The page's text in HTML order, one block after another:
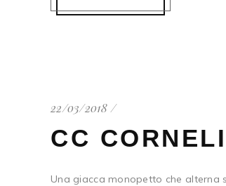
22/03/2018
CC
Una giacca monopetto che alterna